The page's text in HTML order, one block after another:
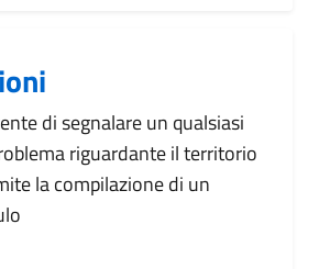
di segnalare un qualsiasi
riguardante il territorio
la compilazione di un